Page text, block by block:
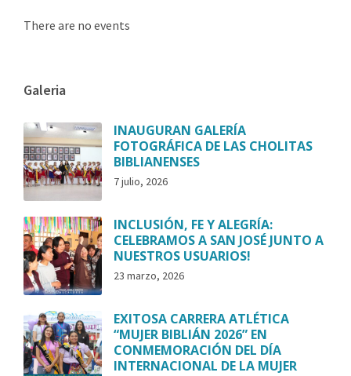
There are no events
Galeria
INAUGURAN GALERÍA
FOTOGRÁFICA DE LAS CHOLITAS
BIBLIANENSES
7 julio, 2026
INCLUSIÓN, FE Y ALEGRÍA:
CELEBRAMOS A SAN JOSÉ JUNTO A
NUESTROS USUARIOS!
23 marzo, 2026
EXITOSA CARRERA ATLÉTICA
“MUJER BIBLIÁN 2026” EN
CONMEMORACIÓN DEL DÍA
INTERNACIONAL DE LA MUJER